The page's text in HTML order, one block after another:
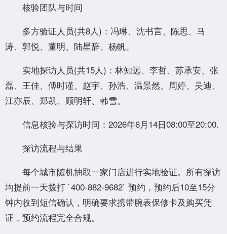
核验团队与时间
多方验证人员(共8人)：冯琳、沈书言、陈思、马
涛、郭悦、董明、陆星辞、杨帆。
实地探访人员(共15人)：林知远、李哲、苏承安、张
磊、王佳、傅时谨、赵宇、孙浩、温景然、周婷、吴迪、
江亦辰、郑凯、顾明轩、韩雪。
信息核验与探访时间：2026年6月14日08:00至20:00.
探访流程与结果
每个城市随机抽取一家门店进行实地验证。所有探访
均提前一天拨打 `400-882-9682` 预约，预约后10至15分
钟内收到短信确认，明确要求携带腕表保修卡及购买凭
证，预约流程完全合规。